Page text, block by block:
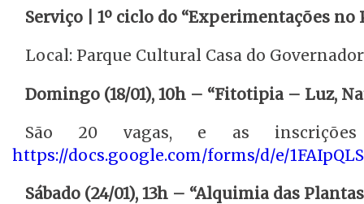
Serviço | 1º ciclo do “Experimentações no
Local: Parque Cultural Casa do
Domingo (18/01), 10h – “Fitotipia – Luz,
São 20 vagas, e as
https://docs.google.com/forms/d/e/
Sábado (24/01), 13h – “Alquimia das